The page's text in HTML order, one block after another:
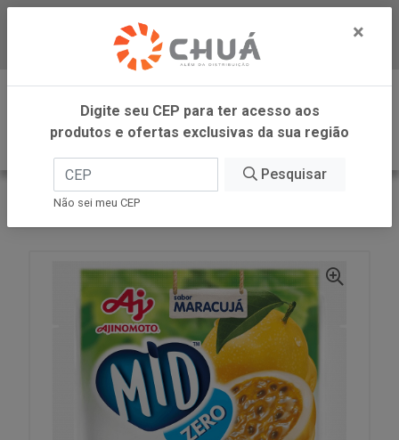
Baixe já nosso APP
0
INÍCIO
AJINOMOTO REFRESCO
×
Digite seu CEP para ter acesso aos
produtos e ofertas exclusivas da sua região
Pesquisar
Não sei meu CEP